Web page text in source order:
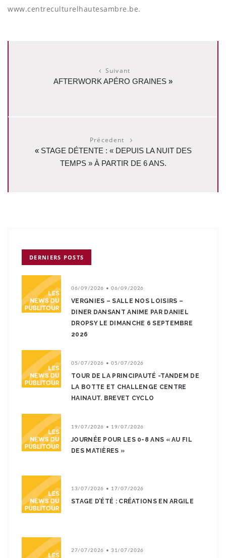
www.centreculturelhautesambre.be.
Suivant
AFTERWORK APÉRO GRAINES »
Précedent
« STAGE DÉTENTE : « DEPUIS LA NUIT DES
TEMPS » À PARTIR DE 6 ANS.
DERNIERS POSTS
06/09/2026 • 06/09/2026
VERGNIES – SALLE NOS LOISIRS –
DINER DANSANT ANIME PAR DANIEL
DROPSY LE DIMANCHE 6 SEPTEMBRE
2026
05/07/2026 • 05/07/2026
TOUR DE LA PRINCIPAUTÉ -TANDEM DE
LA BOTTE ET CHALLENGE CENTRE
HAINAUT. BREVET CYCLO
19/07/2026 • 19/07/2026
JOURNÉE POUR LES 0-8 ANS « AU FIL
DES MATIÈRES »
13/07/2026 • 17/07/2026
STAGE D’ÉTÉ : CRÉATIONS EN ARGILE
27/07/2026 • 31/07/2026